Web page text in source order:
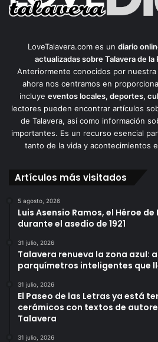
LoveTalavera.com es un diario
actualizadas sobre Talavera de la
Anteriormente conocidos por nuestra
ahora nos centramos en
incluye eventos locales, deportes,
lectores pueden encontrar artículos
de Talavera, así como información
importantes. Es un recurso esencial
tanto de la vida y acontecimientos
Artículos más visitados
5 agosto, 2026
Luis Asensio Ramos, el Héroe
durante el asedio de 1921
31 julio, 2026
Talavera renueva la zona azul:
parquímetros inteligentes que
31 julio, 2026
El Paseo de las Letras ya está
cerámicos con textos de
Talavera
31 julio, 2026